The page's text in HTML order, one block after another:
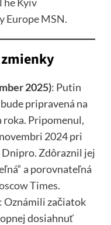
Europe MSN.
2025): Putin
pripravená na
roka. Pripomenul,
2024 pri
Zdôraznil jej
a porovnateľná
Times.
Oznámili začiatok
dosiahnuť